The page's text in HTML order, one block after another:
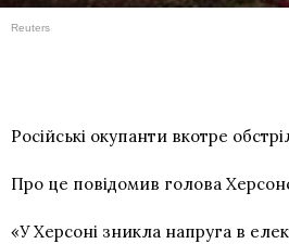
Reuters
Російські окупанти вкотре
Про це повідомив голова
«У Херсоні зникла напруга в